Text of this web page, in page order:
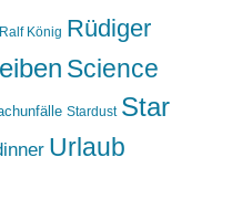
Ralf König Rüdiger
Science
Stardust Star
Urlaub